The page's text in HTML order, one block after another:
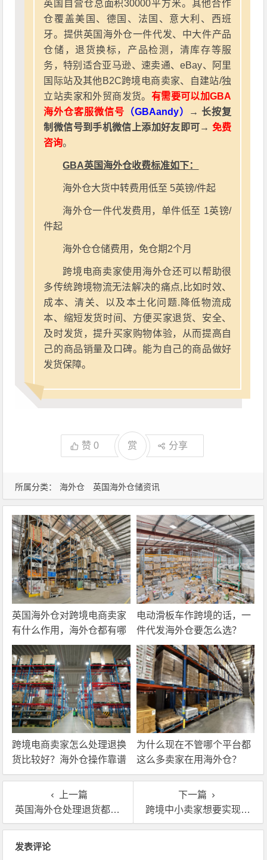
所属分类： 海外仓 英国海外仓储资讯
英国自营仓总面积30000平方米。其他合作
仓覆盖美国、德国、法国、意大利、西班
牙。提供英国海外仓一件代发、中大件产品
仓储，退货换标，产品检测，清库存等服
务，特别适合亚马逊、速卖通、eBay、阿里
国际站及其他B2C跨境电商卖家、自建站/独
立站卖家和外贸商发货。 有需要可以加GBA
海外仓客服微信号 （GBAandy）
→ 长按复
制微信号到手机微信上添加好友即可→ 免费
咨询。
GBA英国海外仓收费标准如下：
海外仓大货中转费用低至 5英镑/件起
海外仓一件代发费用，单件低至 1英镑/
件起
海外仓仓储费用，免仓期2个月
跨境电商卖家使用海外仓还可以帮助很
多传统跨境物流无法解决的痛点,比如时效、
成本、清关、以及本土化问题.降低物流成
本、缩短发货时间、方便买家退货、安全、
及时发货，提升买家购物体验，从而提高自
己的商品销量及口碑。能为自己的商品做好
发货保障。
赞0 赏 分享
英国海外仓对跨境电商卖家
有什么作用，海外仓都有哪
些核心服务？
电动滑板车作跨境的话，一
件代发海外仓要怎么选？
跨境电商卖家怎么处理退换
货比较好？海外仓操作靠谱
吗？
为什么现在不管哪个平台都
这么多卖家在用海外仓？
上一篇
英国海外仓处理退货都有哪些方式啊？
下一篇
跨境中小卖家想要实现销售增长，不能少了英国海外仓
发表评论